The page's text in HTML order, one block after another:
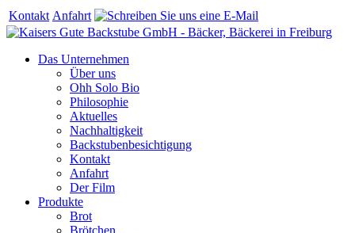
Kontakt Anfahrt
Das Unternehmen
Über uns
Ohh Solo Bio
Philosophie
Aktuelles
Nachhaltigkeit
Backstubenbesichtigung
Kontakt
Anfahrt
Der Film
Produkte
Brot
Brötchen